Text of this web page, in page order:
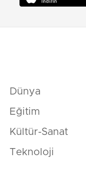
Dünya
Eğitim
Kültür-Sanat
Teknoloji